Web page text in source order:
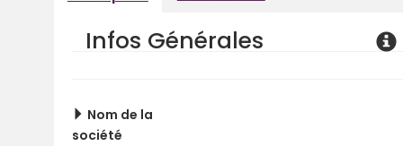
Infos Générales
Nom de la
société